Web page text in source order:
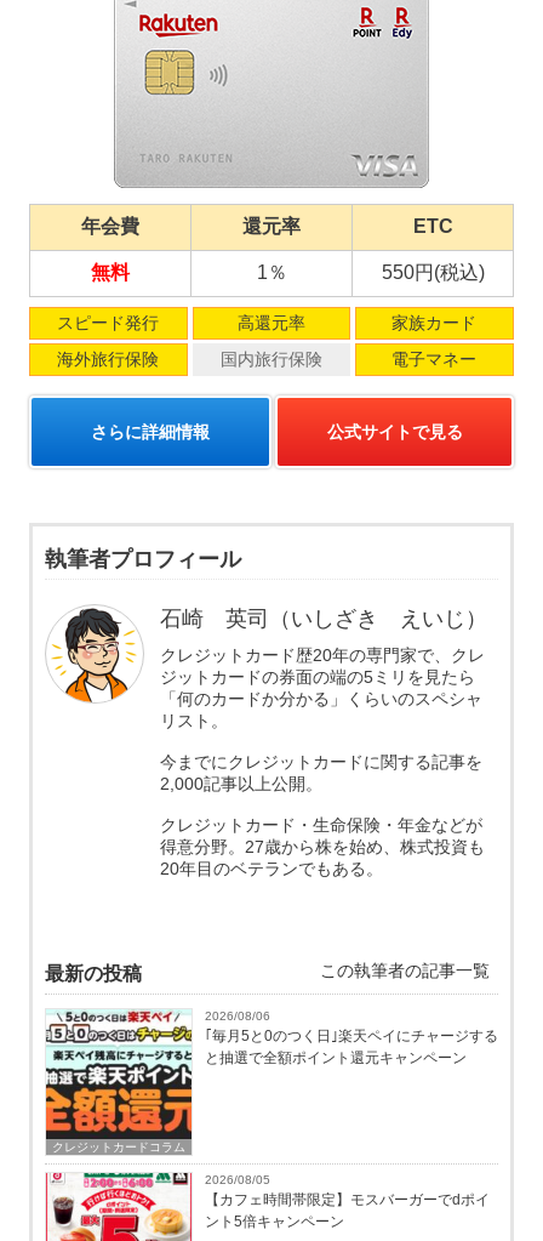
年会費 還元率 ETC
無料 1％ 550円(税込)
スピード発行 高還元率
家族カード
海外旅行保険
国内旅行保険 電子マネー
さらに詳細情報 公式サイトで見る
執筆者プロフィール
石崎 英司（いしざき えいじ）
クレジットカード歴20年の専門家で、クレ
ジットカードの券面の端の5ミリを見たら
「何のカードか分かる」くらいのスペシャ
リスト。
今までにクレジットカードに関する記事を
2,000記事以上公開。
クレジットカード・生命保険・年金などが
得意分野。27歳から株を始め、株式投資も
20年目のベテランでもある。
最新の投稿 この執筆者の記事一覧
クレジットカードコラム
2026/08/06
｢毎月5と0のつく日｣楽天ペイにチャージする
と抽選で全額ポイント還元キャンペーン
2026/08/05
【カフェ時間帯限定】モスバーガーでdポイ
ント5倍キャンペーン